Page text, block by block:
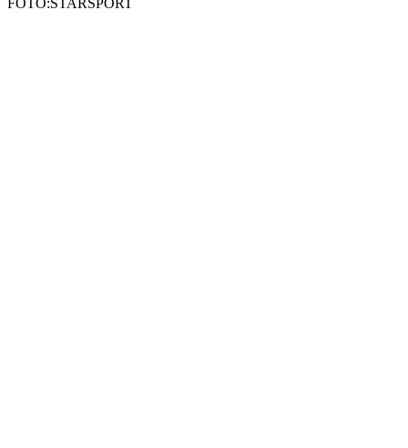
FOTO:STARSPORT